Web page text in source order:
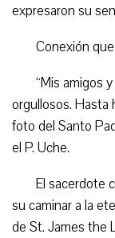
expresaron su
Conexión
“Mis amigos
orgullosos. Hasta
foto del Santo
el P. Uche.
El sacerdote
su caminar a la
de St. James the